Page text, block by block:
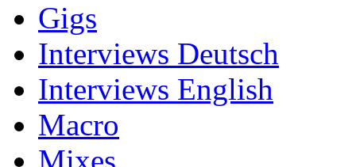
Gigs
Interviews Deutsch
Interviews English
Macro